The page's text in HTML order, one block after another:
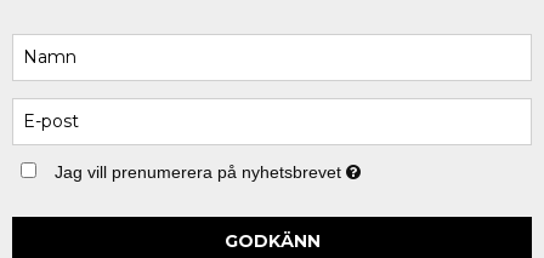
Jag vill prenumerera på nyhetsbrevet
GODKÄNN